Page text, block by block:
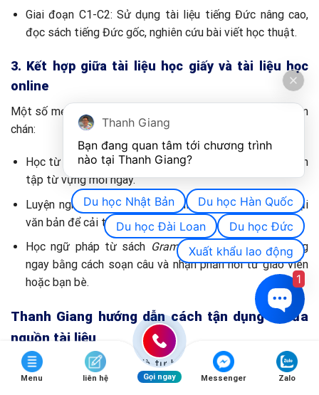
Giai đoạn C1-C2: Sử dụng tài liệu tiếng Đức nâng cao,
đọc sách tiếng Đức gốc, nghiên cứu bài viết học thuật.
3. Kết hợp giữa tài liệu học giấy và tài liệu học
online
Một số mẹo kết hợp tài liệu giúp việc học trở nên bớt nhàm
chán:
Học từ vựng trên sách giáo trình → Dùng app Anki để ôn
tập từ vựng mỗi ngày.
Luyện nghe trên Deutsche Welle, Podcast → Chép lại
văn bản để cải thiện viết.
Học ngữ pháp từ sách Grammatik Aktiv→ Vận dụng
ngay bằng cách soạn câu và nhận phản hồi từ giáo viên
hoặc bạn bè.
Thanh Giang hướng dẫn cách tận dụng tối đa
nguồn tài liệu
Học tiếng Đức không chỉ là tự học một cách cảm tính mà
cần có định hướng cụ thể.Công ty Du học Thanh Giang
Menu liên hệ Gọi ngay Messenger Zalo
Thanh Giang
Bạn đang quan tâm tới chương trình
nào tại Thanh Giang?
Du học Nhật Bản
Du học Hàn Quốc
Du học Đài Loan
Du học Đức
Xuất khẩu lao động
1